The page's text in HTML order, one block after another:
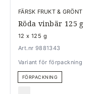
FÄRSK FRUKT & GRÖNT
Röda vinbär 125 g
12 x 125 g
Art.nr 9881343
Variant för förpackning
FÖRPACKNING